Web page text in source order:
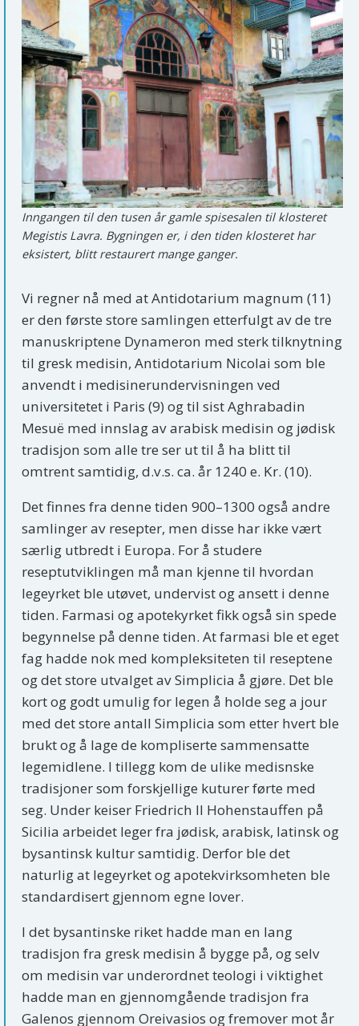
Inngangen til den tusen år gamle spisesalen til klosteret
Megistis Lavra. Bygningen er, i den tiden klosteret har
eksistert, blitt restaurert mange ganger.
Vi regner nå med at Antidotarium magnum (11)
er den første store samlingen etterfulgt av de tre
manuskriptene Dynameron med sterk tilknytning
til gresk medisin, Antidotarium Nicolai som ble
anvendt i medisinerundervisningen ved
universitetet i Paris (9) og til sist Aghrabadin
Mesuë med innslag av arabisk medisin og jødisk
tradisjon som alle tre ser ut til å ha blitt til
omtrent samtidig, d.v.s. ca. år 1240 e. Kr. (10).
Det finnes fra denne tiden 900–1300 også andre
samlinger av resepter, men disse har ikke vært
særlig utbredt i Europa. For å studere
reseptutviklingen må man kjenne til hvordan
legeyrket ble utøvet, undervist og ansett i denne
tiden. Farmasi og apotekyrket fikk også sin spede
begynnelse på denne tiden. At farmasi ble et eget
fag hadde nok med kompleksiteten til reseptene
og det store utvalget av Simplicia å gjøre. Det ble
kort og godt umulig for legen å holde seg a jour
med det store antall Simplicia som etter hvert ble
brukt og å lage de kompliserte sammensatte
legemidlene. I tillegg kom de ulike medisnske
tradisjoner som forskjellige kuturer førte med
seg. Under keiser Friedrich II Hohenstauffen på
Sicilia arbeidet leger fra jødisk, arabisk, latinsk og
bysantinsk kultur samtidig. Derfor ble det
naturlig at legeyrket og apotekvirksomheten ble
standardisert gjennom egne lover.
I det bysantinske riket hadde man en lang
tradisjon fra gresk medisin å bygge på, og selv
om medisin var underordnet teologi i viktighet
hadde man en gjennomgående tradisjon fra
Galenos gjennom Oreivasios og fremover mot år